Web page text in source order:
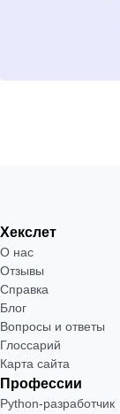
Хекслет
О нас
Отзывы
Справка
Блог
Вопросы и ответы
Глоссарий
Карта сайта
Профессии
Python-разработчик